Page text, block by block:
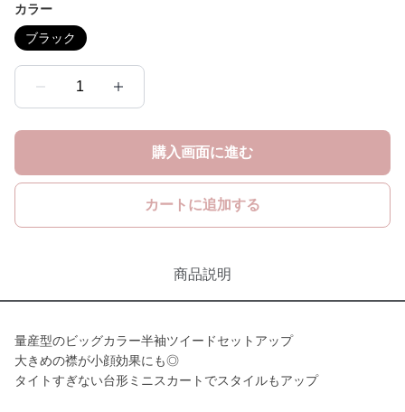
カラー
ブラック
1
購入画面に進む
カートに追加する
商品説明
量産型のビッグカラー半袖ツイードセットアップ
大きめの襟が小顔効果にも◎
タイトすぎない台形ミニスカートでスタイルもアップ